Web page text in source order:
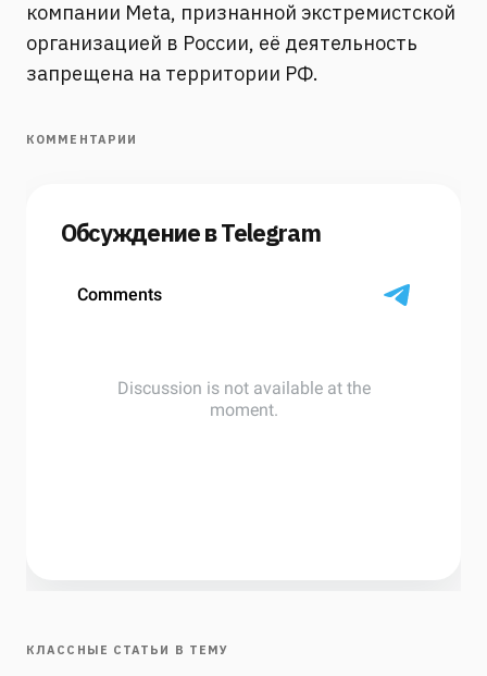
компании Meta, признанной экстремистской
организацией в России, её деятельность
запрещена на территории РФ.
КОММЕНТАРИИ
Обсуждение в Telegram
КЛАССНЫЕ СТАТЬИ В ТЕМУ